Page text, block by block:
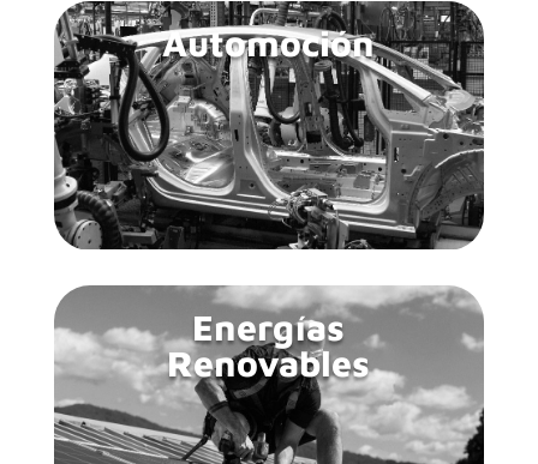
Automoción
Energías
Renovables